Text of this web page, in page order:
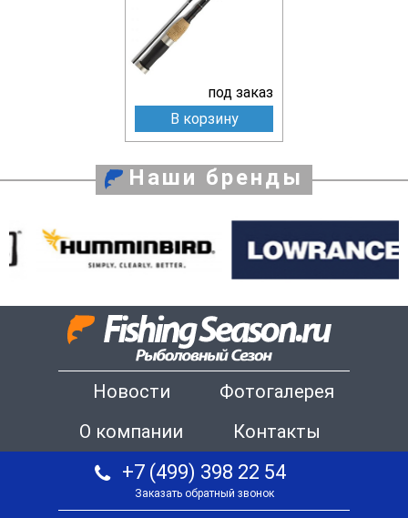
под заказ
В корзину
Наши бренды
Новости
Фотогалерея
О компании
Контакты
+7 (499) 398 22 54
Заказать обратный звонок